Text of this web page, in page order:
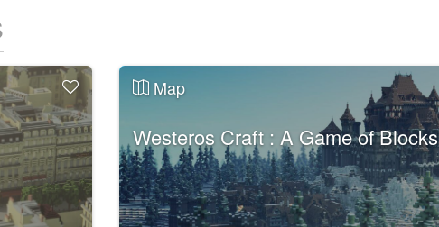
Map
Westeros Craft : A Game of Blocks